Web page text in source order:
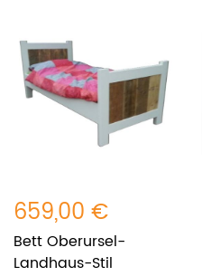
659,00 €
Bett Oberursel-
Landhaus-Stil